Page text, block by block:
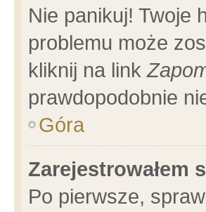
Nie panikuj! Twoje
problemu może
kliknij na link
prawdopodobnie
Góra
Zarejestrowałem
Po pierwsze,